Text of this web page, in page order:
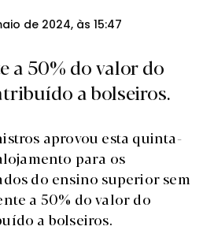
de 2024, às 15:47
a 50% do valor do
a bolseiros.
aprovou esta quinta-
para os
do ensino superior sem
a 50% do valor do
a bolseiros.